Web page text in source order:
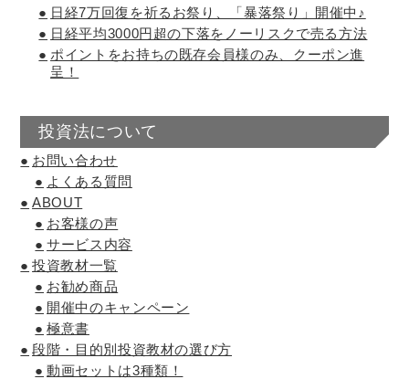
日経7万回復を祈るお祭り、「暴落祭り」開催中♪
日経平均3000円超の下落をノーリスクで売る方法
ポイントをお持ちの既存会員様のみ、クーポン進
呈！
投資法について
お問い合わせ
よくある質問
ABOUT
お客様の声
サービス内容
投資教材一覧
お勧め商品
開催中のキャンペーン
極意書
段階・目的別投資教材の選び方
動画セットは3種類！